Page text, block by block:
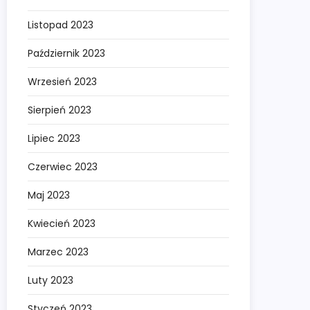
Listopad 2023
Październik 2023
Wrzesień 2023
Sierpień 2023
Lipiec 2023
Czerwiec 2023
Maj 2023
Kwiecień 2023
Marzec 2023
Luty 2023